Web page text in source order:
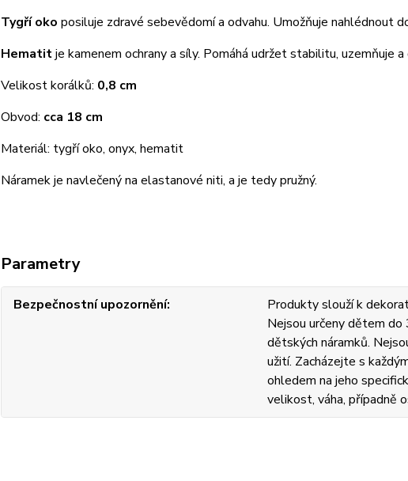
Tygří oko posiluje zdravé sebevědomí a odvahu. Umožňuje nahlédnout
Hematitje kamenem ochrany a síly. Pomáhá udržet stabilitu, uzemňuje
Velikost korálků: 0,8 cm
Obvod: cca 18 cm
Materiál: tygří oko, onyx, hematit
Náramek je navlečený na elastanové niti, a je tedy pružný.
Parametry
Bezpečnostní upozornění
Produkty slouží k
Nejsou určeny dětem
dětských náramků.
užití. Zacházejte s
ohledem na jeho
velikost, váha, případně